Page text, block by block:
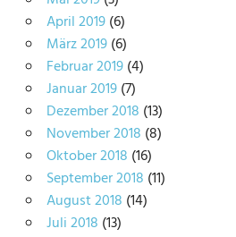
April 2019(6)
März 2019(6)
Februar 2019(4)
Januar 2019(7)
Dezember 2018 (13)
November 2018 (8)
Oktober 2018 (16)
September 2018 (11)
August 2018 (14)
Juli 2018 (13)